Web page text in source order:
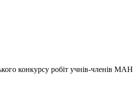
конкурсу робіт учнів-членів МАН